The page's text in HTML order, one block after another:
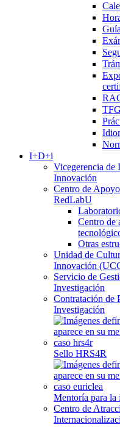
TFG
I+D+i
Vicegerencia de
Innovación
Centro de
RedLabU
Centro de
Otras
Unidad de
Innovación
Servicio de
Investigación
Contratación de
Investigación
Sello HRS4R
Mentoría para la
Centro de